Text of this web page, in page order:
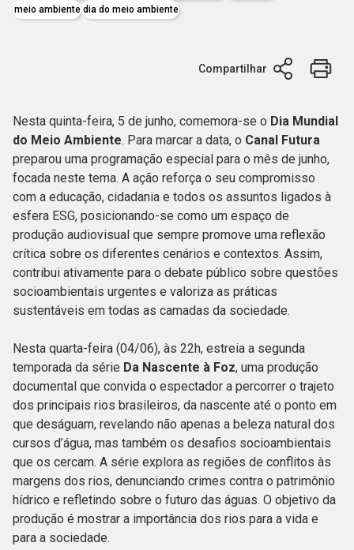
meio ambiente dia do meio ambiente
Compartilhar
Nesta quinta-feira, 5 de junho, comemora-se o Dia Mundial
do Meio Ambiente. Para marcar a data, o Canal Futura
preparou uma programação especial para o mês de junho,
focada neste tema. A ação reforça o seu compromisso
com a educação, cidadania e todos os assuntos ligados à
esfera ESG, posicionando-se como um espaço de
produção audiovisual que sempre promove uma reflexão
crítica sobre os diferentes cenários e contextos. Assim,
contribui ativamente para o debate público sobre questões
socioambientais urgentes e valoriza as práticas
sustentáveis em todas as camadas da sociedade.
Nesta quarta-feira (04/06), às 22h, estreia a segunda
temporada da série Da Nascente à Foz, uma produção
documental que convida o espectador a percorrer o trajeto
dos principais rios brasileiros, da nascente até o ponto em
que deságuam, revelando não apenas a beleza natural dos
cursos d’água, mas também os desafios socioambientais
que os cercam. A série explora as regiões de conflitos às
margens dos rios, denunciando crimes contra o patrimônio
hídrico e refletindo sobre o futuro das águas. O objetivo da
produção é mostrar a importância dos rios para a vida e
para a sociedade.